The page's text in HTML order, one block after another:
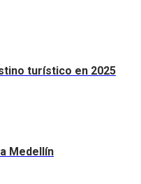
turístico en 2025
Medellín